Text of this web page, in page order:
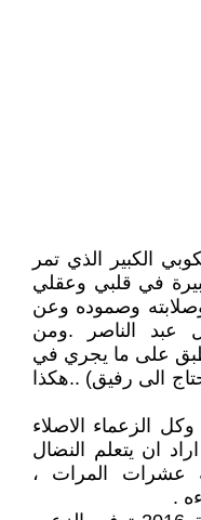
الكبير الذي تمر
في قلبي وعقلي
وصموده وعن
عبد الناصر .ومن
على ما يجري في
الى رفيق) ..هكذا
الزعماء الاصلاء
ان يتعلم النضال
عشرات المرات ،
.